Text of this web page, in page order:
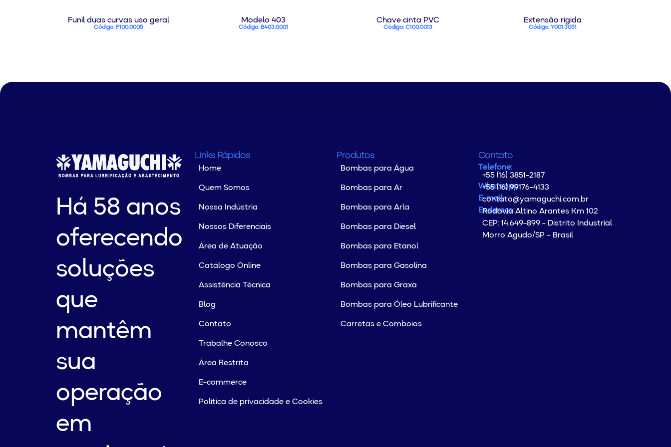
Funil duas curvas uso geral
Código: F100.0005
Modelo 403
Código: B403.0001
Chave cinta PVC
Código: C100.0013
Extensão rígida
Código: Y001.3051
Há 58 anos
oferecendo
soluções
que
mantêm
sua
operação
em
Links Rápidos
Home
Quem Somos
Nossa Indústria
Nossos Diferenciais
Área de Atuação
Catálogo Online
Assistência Técnica
Blog
Contato
Trabalhe Conosco
Área Restrita
E-commerce
Política de privacidade e Cookies
Produtos
Bombas para Água
Bombas para Ar
Bombas para Arla
Bombas para Diesel
Bombas para Etanol
Bombas para Gasolina
Bombas para Graxa
Bombas para Óleo Lubrificante
Carretas e Comboios
Contato
Telefone:
+55 (16) 3851-2187
Whatsapp:
+55 (16) 99176-4133
E-mail:
contato@yamaguchi.com.br
Endereço:
Rodovia Altino Arantes Km 102
CEP: 14.649-899 - Distrito Industrial
Morro Agudo/SP – Brasil